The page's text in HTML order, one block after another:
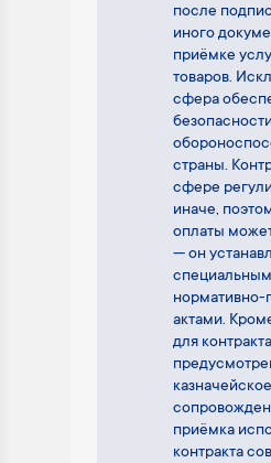
после
иного
приёмке
товаров.
сфера
страны.
сфере
иначе,
оплаты
— он
актами.
для контракта
казначейское
приёмка
контракта